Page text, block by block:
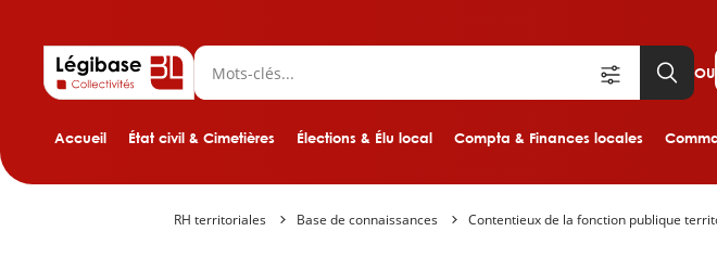
Accueil État civil & Cimetières Élections & Élu local Compta & Finances locales
OU
RH territoriales Base de connaissances Contentieux de la fonction publique